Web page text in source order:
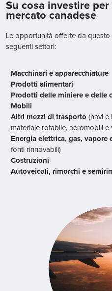
Su cosa investire per
mercato canadese
Le opportunità offerte da
seguenti settori:
Macchinari e apparecchiature
Prodotti alimentari
Prodotti delle miniere e delle
Mobili
Altri mezzi di trasporto (navi e
materiale rotabile, aeromobili e
Energia elettrica, gas, vapore
fonti rinnovabili)
Costruzioni
Autoveicoli, rimorchi e